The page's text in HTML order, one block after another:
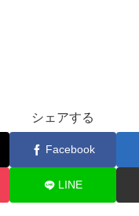
シェアする
Facebook
LINE